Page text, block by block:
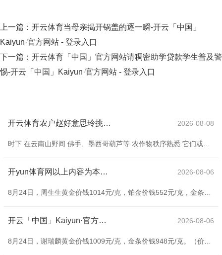
上一篇： 开云体育当母亲揭开锅盖的逐一瞬-开云「中国」
Kaiyun·官方网站 - 登录入口
下一篇： 开云体育「中国」官方网站请稠密助学贷款学生普及警
惕-开云「中国」Kaiyun·官方网站 - 登录入口
开云体育农户赵好意思玲挑拣采摘下来的果实-开云「中国」Kaiyun·官方网站 - 登录入口 2026-08-08
时下 在云南山野间 佛手、墨西哥葫芦等 农作物秩序熟悉 它们或时势分歧 或香气扑鼻 为乡野增添了好多色调与焕发 7月30日，昆明市晋宁区莫家庄一处莳植基地里的墨西哥葫芦顺着藤蔓昌盛孕育，造型分歧。新华社发（杨紫轩 摄） 7月30日，普洱市镇沅彝族哈尼族拉祜族自治县和平镇的佛手莳植基地一片邑邑苍苍。新华社发（王杨静 摄） 7月30日，在普洱市镇沅彝族哈尼族拉祜族自治县和平镇，工东谈主在佛手莳植基地采摘佛手。新华社发（王杨静 摄） 7月29日，昆明市晋宁区的墨西哥葫芦基地里，农户赵好意思玲挑拣采摘
开yun体育网以上内容为本站据公开信息整理-开云「中国」Kaiyun·官方网站 - 登录入口 2026-08-06
8月24日，周生生黄金价钱1014元/克，铂金价钱552元/克，金条价钱948元/克。（价钱仅供参考，以门店本色为准）同日上海黄金往复所现货黄金AU9999最新价为778.0元/克。 以上内容为本站据公开信息整理，由AI算法生成（网信算备310104345710301240019号）开yun体育网，不组成投资冷漠。
开云「中国」Kaiyun·官方网站 - 登录入口金条价钱948元/克-开云「中国」Kaiyun·官方网站 - 登录入口 2026-08-06
8月24日，谢瑞麟黄金价钱1009元/克，金条价钱948元/克。（价钱仅供参考开云「中国」Kaiyun·官方网站 - 登录入口，以门店骨子为准）同日上海黄金来去所现货黄金AU9999最新价为778.0元/克。 以上内容为本站据公开信息整理，由AI算法生成（网信算备310104345710301240019号）开云「中国」Kaiyun·官方网站 - 登录入口，不组成投资冷漠。